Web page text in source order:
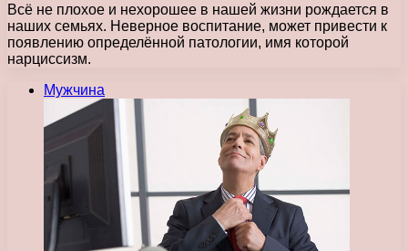
Всё не плохое и нехорошее в нашей жизни рождается в
наших семьях. Неверное воспитание, может привести к
появлению определённой патологии, имя которой
нарциссизм.
Мужчина